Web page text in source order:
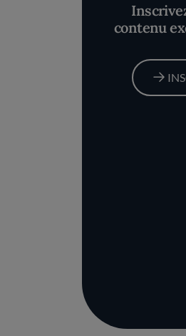
contenu